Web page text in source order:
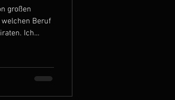
großen
Beruf
Ich
großen
sondern